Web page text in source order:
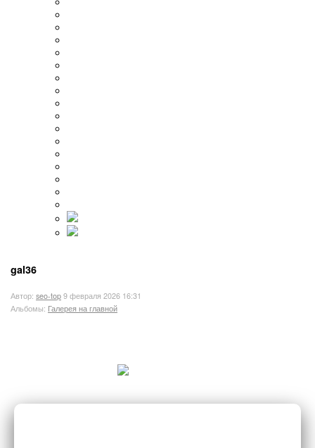
gal36
Автор: seo-top 9 февраля 2026 16:31
Альбомы: Галерея на главной